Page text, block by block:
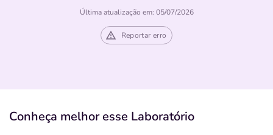
Última atualização em: 05/07/2026
Reportar erro
Conheça melhor esse Laboratório